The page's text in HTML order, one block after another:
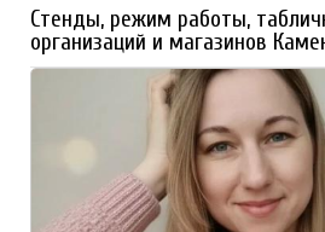
Стенды, режим работы,
организаций и магазинов